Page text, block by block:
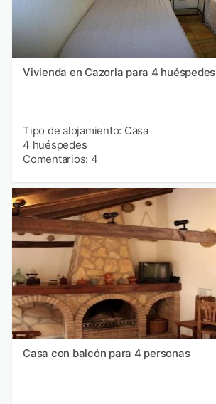
Vivienda en Cazorla para 4 huéspedes
Tipo de alojamiento: Casa
4 huéspedes
Comentarios: 4
Casa con balcón para 4 personas